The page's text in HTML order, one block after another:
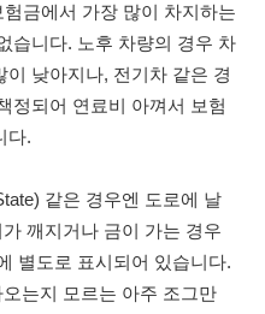
금에서 가장 많이 차지하는
습니다. 노후 차량의 경우 차
낮아지나, 전기차 같은 경
정되어 연료비 아껴서 보험
다.
같은 경우엔 도로에 날
깨지거나 금이 가는 경우
별도로 표시되어 있습니다.
는지 모르는 아주 조그만